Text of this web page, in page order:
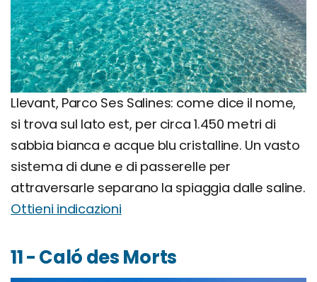
Llevant, Parco Ses Salines: come dice il nome,
si trova sul lato est, per circa 1.450 metri di
sabbia bianca e acque blu cristalline. Un vasto
sistema di dune e di passerelle per
attraversarle separano la spiaggia dalle saline.
Ottieni indicazioni
11 - Caló des Morts